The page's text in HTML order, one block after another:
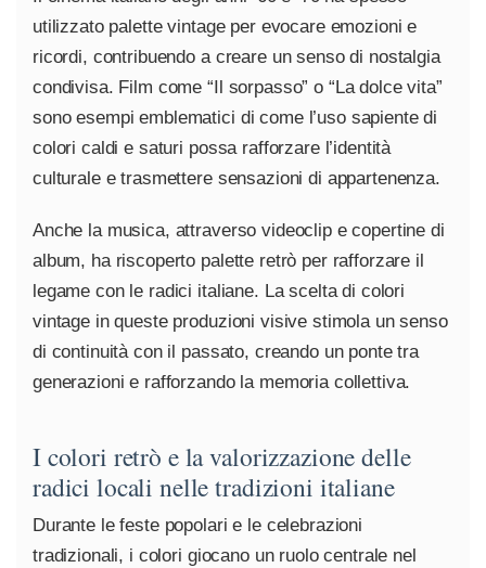
utilizzato palette vintage per evocare emozioni e
ricordi, contribuendo a creare un senso di nostalgia
condivisa. Film come “Il sorpasso” o “La dolce vita”
sono esempi emblematici di come l’uso sapiente di
colori caldi e saturi possa rafforzare l’identità
culturale e trasmettere sensazioni di appartenenza.
Anche la musica, attraverso videoclip e copertine di
album, ha riscoperto palette retrò per rafforzare il
legame con le radici italiane. La scelta di colori
vintage in queste produzioni visive stimola un senso
di continuità con il passato, creando un ponte tra
generazioni e rafforzando la memoria collettiva.
I colori retrò e la valorizzazione delle
radici locali nelle tradizioni italiane
Durante le feste popolari e le celebrazioni
tradizionali, i colori giocano un ruolo centrale nel